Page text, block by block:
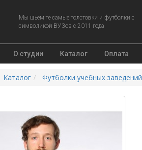
Мы шьем те самые толстовки и футболки с
символикой ВУЗов с 2011 года
О студии Каталог Оплата
Каталог Футболки учебных заведений